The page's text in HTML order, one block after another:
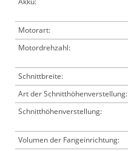
Motorart:
Motordrehzahl:
Schnittbreite:
Art der Schnitthöhenverstellung:
Schnitthöhenverstellung:
Volumen der Fangeinrichtung: